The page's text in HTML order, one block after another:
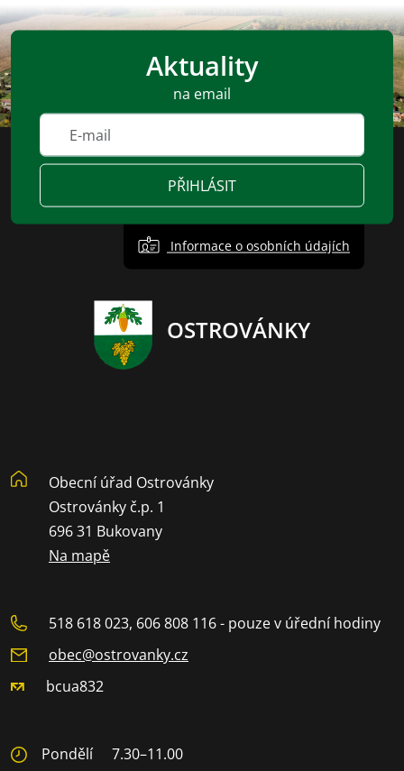
Aktuality
na email
PŘIHLÁSIT
Informace o osobních údajích
OSTROVÁNKY
Obecní úřad Ostrovánky
Ostrovánky č.p. 1
696 31 Bukovany
Na mapě
518 618 023, 606 808 116 - pouze v úřední hodiny
obec@ostrovanky.cz
bcua832
Pondělí 7.30–11.00